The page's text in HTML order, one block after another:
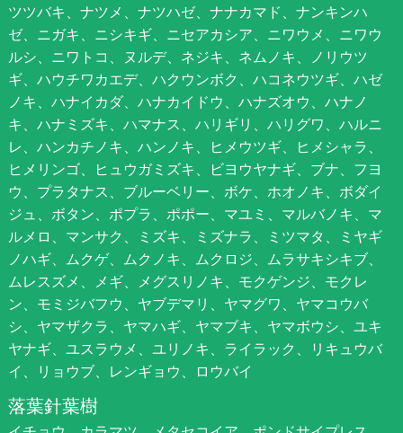
ツツバキ、ナツメ、ナツハゼ、ナナカマド、ナンキンハ
ゼ、ニガキ、ニシキギ、ニセアカシア、ニワウメ、ニワウ
ルシ、ニワトコ、ヌルデ、ネジキ、ネムノキ、ノリウツ
ギ、ハウチワカエデ、ハクウンボク、ハコネウツギ、ハゼ
ノキ、ハナイカダ、ハナカイドウ、ハナズオウ、ハナノ
キ、ハナミズキ、ハマナス、ハリギリ、ハリグワ、ハルニ
レ、ハンカチノキ、ハンノキ、ヒメウツギ、ヒメシャラ、
ヒメリンゴ、ヒュウガミズキ、ビヨウヤナギ、ブナ、フヨ
ウ、プラタナス、ブルーベリー、ボケ、ホオノキ、ボダイ
ジュ、ボタン、ポプラ、ポポー、マユミ、マルバノキ、マ
ルメロ、マンサク、ミズキ、ミズナラ、ミツマタ、ミヤギ
ノハギ、ムクゲ、ムクノキ、ムクロジ、ムラサキシキブ、
ムレスズメ、メギ、メグスリノキ、モクゲンジ、モクレ
ン、モミジバフウ、ヤブデマリ、ヤマグワ、ヤマコウバ
シ、ヤマザクラ、ヤマハギ、ヤマブキ、ヤマボウシ、ユキ
ヤナギ、ユスラウメ、ユリノキ、ライラック、リキュウバ
イ、リョウブ、レンギョウ、ロウバイ
落葉針葉樹